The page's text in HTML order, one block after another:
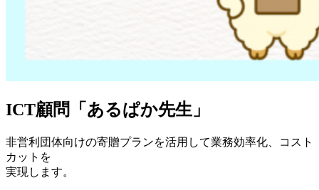
ICT顧問「あるぱか先生」
非営利団体向けの寄贈プランを活用して業務効率化、コスト
カットを
実現します。